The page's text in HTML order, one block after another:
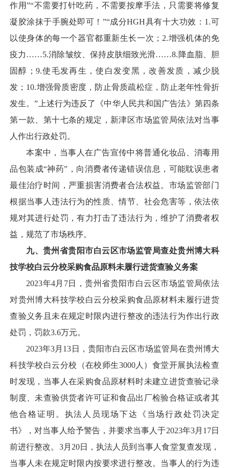
作用”“不需要打针吃药，不需要按摩手法，只需要将修复
凝胶涂抹于手腕处即可！”“成分HGH具有十大功效：1.可
以使身体的每一个器官都重新生长一次；2.增强机体的免
疫力……5.消除皱纹、保持皮肤细致光滑……8.降血脂、胆
固醇；9.使毛发再生，使白发变黑，改善发质，减少脱
发；10.增强骨质密度，防止骨质疏松症，防止老年性骨折
发生。”上述行为违反了《中华人民共和国广告法》第四条
第一款、第十七条的规定，新津区市场监管局依法对当事
人作出行政处罚。
本案中，当事人在广告宣传中将普通化妆品、消毒用
品包装成“神药”，向消费者传递错误信息，可能耽误患者
最佳治疗时间，严重损害消费者合法权益。市场监管部门
根据当事人违法行为的性质、情节、社会危害等，依法依
规对其进行处罚，有力打击了违法行为，维护了消费者权
益，规范了市场秩序。
九、贵州省贵阳市白云区市场监管局查处贵州博大科
技学校白云分校采购食品原料未履行进货查验义务案
2023年4月7日，贵州省贵阳市白云区市场监管局依法
对贵州博大科技学校白云分校采购食品原材料未履行进货
查验义务且未在规定时限内进行整改的违法行为作出行政
处罚，罚款3.6万元。
2023年3月13日，贵阳市白云区市场监管局在贵州博大
科技学校白云分校（在校师生3000人）食堂开展执法检查
时发现，当事人在采购食品原材料时未建立进货查验记录
制度、未查验供货者许可证和食品出厂检验合格证或者其
他合格证明。执法人员现场下达《当场行政处罚决定
书》，对当事人给予警告，并要求当事人于2023年3月17日
前进行整改。3月20日，执法人员到当事人食堂复查发现，
当事人未在规定时限内按要求进行整改。当事人的行为违